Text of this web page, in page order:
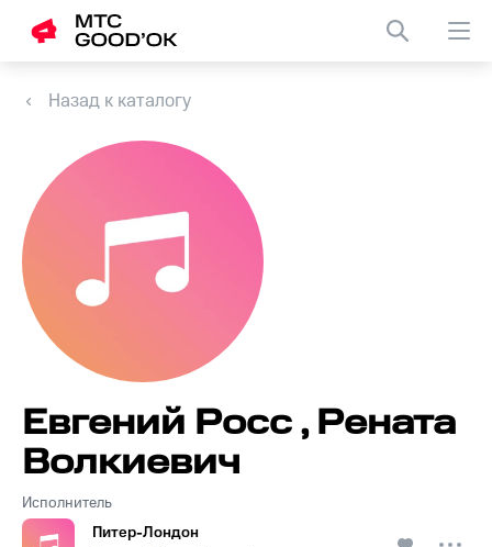
Назад к каталогу
Исполнитель
Евгений Росс , Рената
Волкиевич
Питер-Лондон